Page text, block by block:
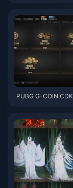
PUBG G-COIN